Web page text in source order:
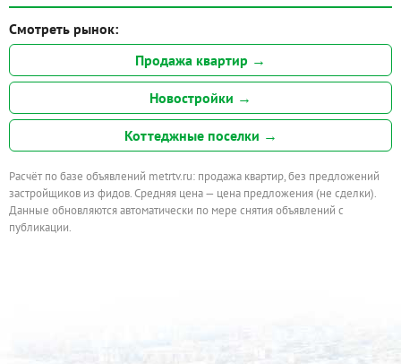
Смотреть рынок:
Продажа квартир →
Новостройки →
Коттеджные поселки →
Расчёт по базе объявлений metrtv.ru: продажа квартир, без предложений
застройщиков из фидов. Средняя цена — цена предложения (не сделки).
Данные обновляются автоматически по мере снятия объявлений с
публикации.